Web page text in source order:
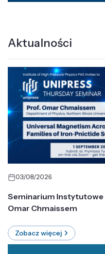
Aktualności
03/08/2026
Seminarium Instytutowe
Omar Chmaissem
Zobacz więcej